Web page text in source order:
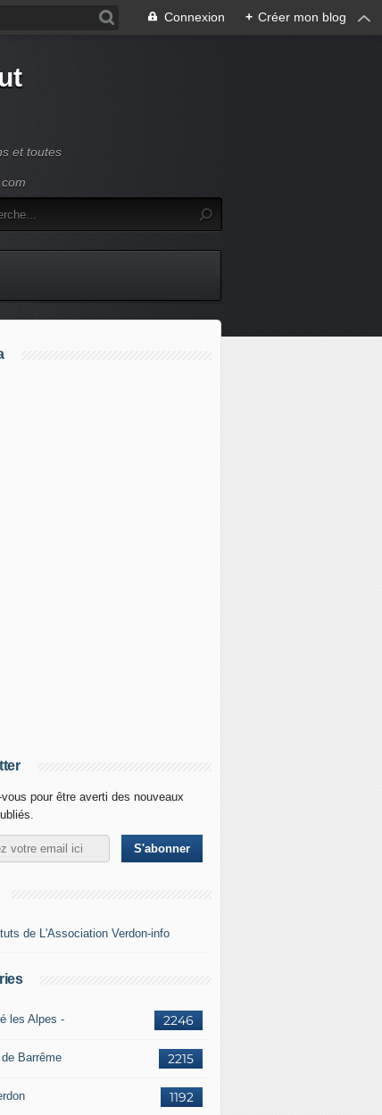
Connexion + Créer mon blog
et toutes
pour être averti des nouveaux
de L'Association Verdon-info
2246
les Alpes -
2215
Barrême
1192